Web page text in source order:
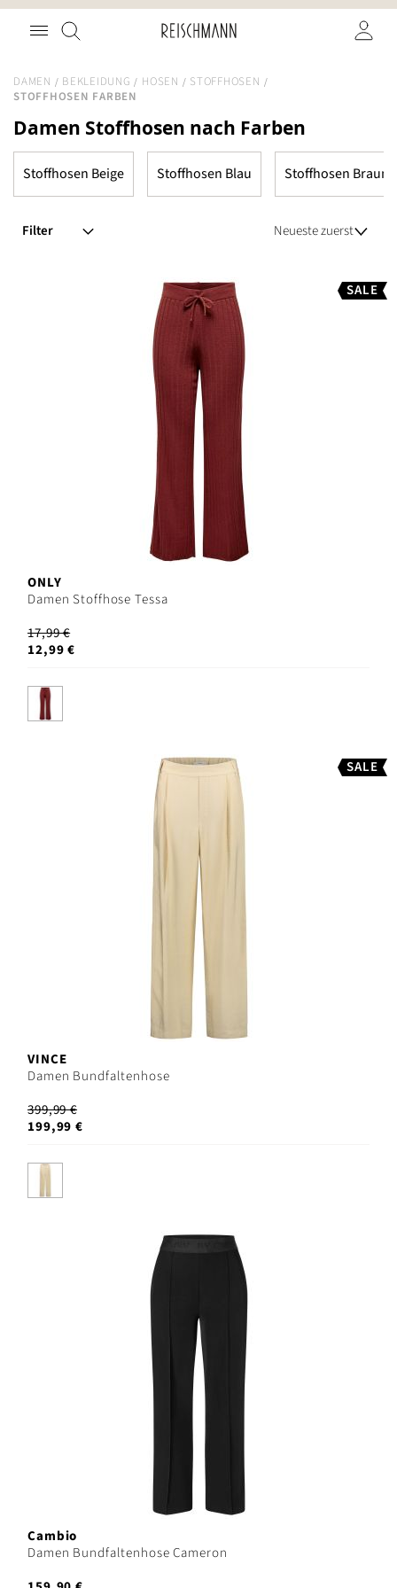
Zum
Inhalt
Suche
DAMEN BEKLEIDUNG HOSEN
STOFFHOSEN
STOFFHOSEN FARBEN
Damen Stoffhosen nach Farben
Stoffhosen Beige Stoffhosen Blau Stoffhosen Braun
SALE
ONLY
Damen Stoffhose Tessa
17,99 €
12,99 €
SALE
VINCE
Damen Bundfaltenhose
399,99 €
199,99 €
Cambio
Damen Bundfaltenhose Cameron
Filter